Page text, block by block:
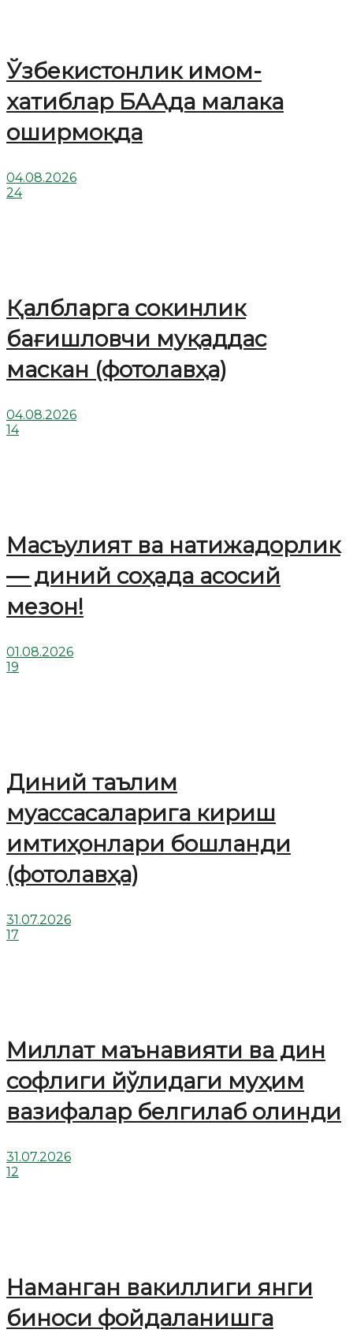
Ўзбекистонлик имом-
хатиблар БААда малака
оширмоқда
04.08.2026
24
Қалбларга сокинлик
бағишловчи муқаддас
маскан (фотолавҳа)
04.08.2026
14
Масъулият ва натижадорлик
— диний соҳада асосий
мезон!
01.08.2026
19
Диний таълим
муассасаларига кириш
имтиҳонлари бошланди
(фотолавҳа)
31.07.2026
17
Миллат маънавияти ва дин
софлиги йўлидаги муҳим
вазифалар белгилаб олинди
31.07.2026
12
Наманган вакиллиги янги
биноси фойдаланишга